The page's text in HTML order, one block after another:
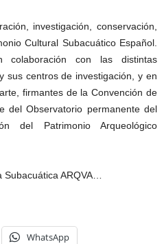
investigación, conservación,
Cultural Subacuático Español.
con las distintas
sus centros de investigación, y en
firmantes de la Convención de
del Observatorio permanente del
del Patrimonio Arqueológico
ARQVA…
WhatsApp